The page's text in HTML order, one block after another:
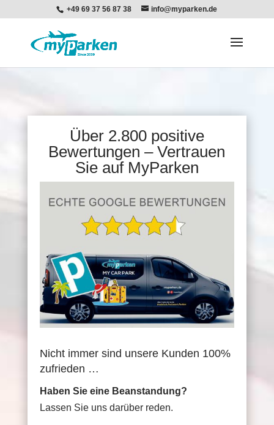
+49 69 37 56 87 38 info@myparken.de
Über 2.800 positive
Bewertungen – Vertrauen
Sie auf MyParken
Nicht immer sind unsere Kunden 100%
zufrieden …
Haben Sie eine Beanstandung?
Lassen Sie uns darüber reden.